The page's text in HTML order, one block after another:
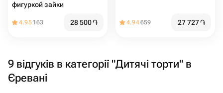
фигуркой зайки
4.95 163 28 500֏ 4.94659 27 727֏
9 відгуків в категорії "Дитячі торти" в
Єревані